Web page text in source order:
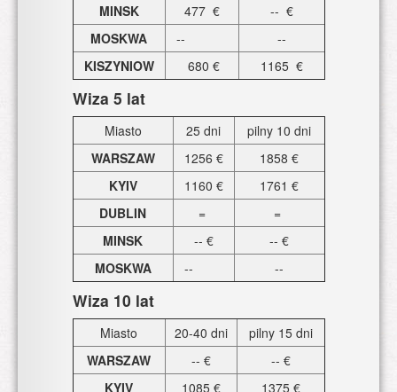
MINSK
477 €
-- €
MOSKWA
--
--
KISZYNIOW
680 € 1165 €
Wiza 5 lat
Miasto 25 dni
pilny 10 dni
WARSZAW
1256 €
1858 €
KYIV
1160 €
1761 €
DUBLIN
=
=
MINSK
-- €
-- €
MOSKWA
-- --
Wiza 10 lat
Miasto 20-40 dni
pilny 15 dni
WARSZAW
-- €
-- €
KYIV
1085 €
1375 €